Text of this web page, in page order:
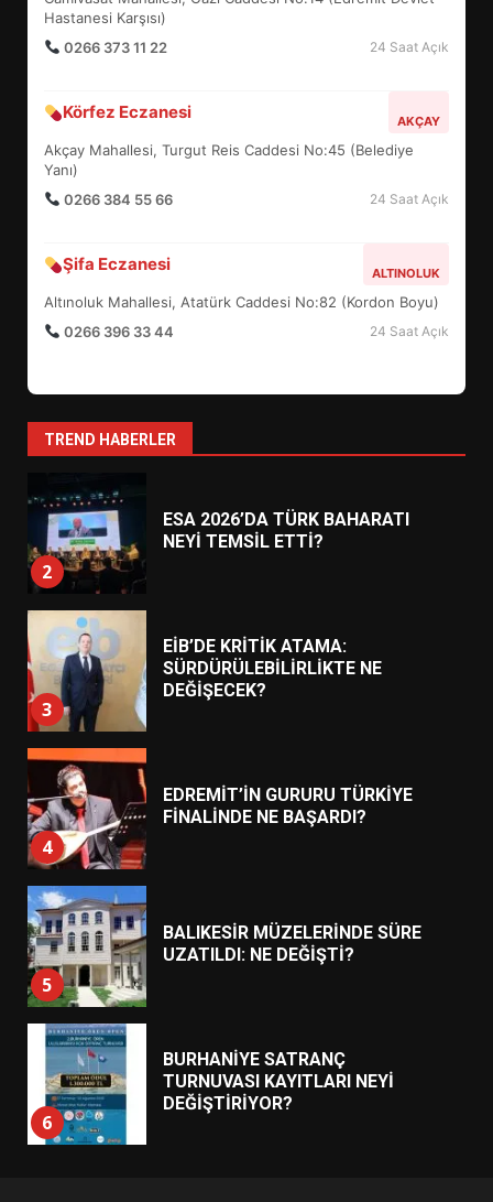
Hastanesi Karşısı)
0266 373 11 22
24 Saat Açık
Körfez Eczanesi AKÇAY
Akçay Mahallesi, Turgut Reis Caddesi No:45 (Belediye
Yanı)
0266 384 55 66
24 Saat Açık
Şifa Eczanesi ALTINOLUK
Altınoluk Mahallesi, Atatürk Caddesi No:82 (Kordon Boyu)
0266 396 33 44
24 Saat Açık
TREND HABERLER
5
6
TURNUVASI KAYITLARI NEYİ
7
YENİ YÖNETİM NASIL
ŞEKİLLENDİ?
1
HAREKETE GEÇİYOR: GÖZLER
2
ESA 2026’DA TÜRK BAHARATI
NEYİ TEMSİL ETTİ?
3
EİB’DE KRİTİK ATAMA:
SÜRDÜRÜLEBİLİRLİKTE NE
DEĞİŞECEK?
4
EDREMİT’İN GURURU TÜRKİYE
FİNALİNDE NE BAŞARDI?
5
BALIKESİR MÜZELERİNDE SÜRE
UZATILDI: NE DEĞİŞTİ?
6
BURHANİYE SATRANÇ
TURNUVASI KAYITLARI NEYİ
DEĞİŞTİRİYOR?